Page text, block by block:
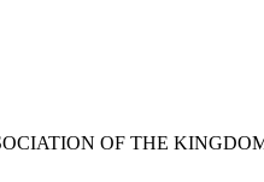
OF THE